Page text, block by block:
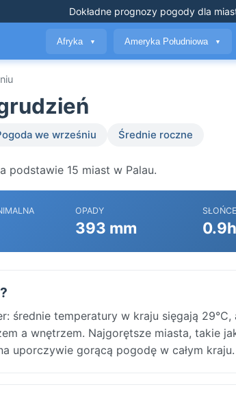
Dokładne prognozy pogodydla
Afryka ▼ Ameryka Południowa ▼
we wrześniu Średnie roczne
podstawie 15 miast w Palau.
OPADY
393 mm
SŁOŃCE
średnie temperatury w kraju sięgają
a wnętrzem. Najgorętsze miasta, takie
uporczywie gorącą pogodę w całym kraju.